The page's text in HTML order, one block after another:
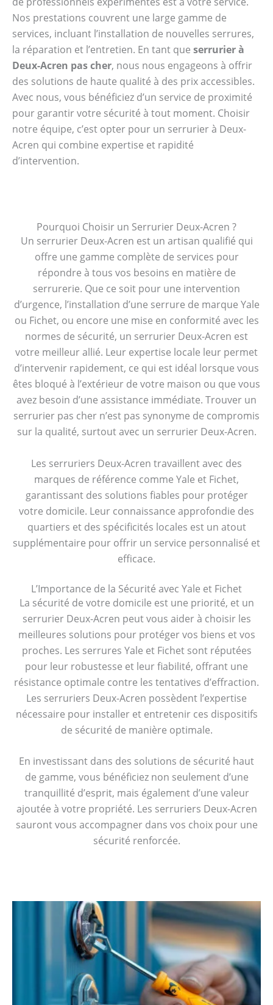
Nos prestations couvrent une large gamme de
services, incluant l’installation de nouvelles serrures,
la réparation et l’entretien. En tant que serrurier à
Deux-Acren pas cher, nous nous engageons à offrir
des solutions de haute qualité à des prix accessibles.
Avec nous, vous bénéficiez d’un service de proximité
pour garantir votre sécurité à tout moment. Choisir
notre équipe, c’est opter pour un serrurier à Deux-
Acren qui combine expertise et rapidité
d’intervention.
Pourquoi Choisir un Serrurier Deux-Acren ?
Un serrurier Deux-Acren est un artisan qualifié qui
offre une gamme complète de services pour
répondre à tous vos besoins en matière de
serrurerie. Que ce soit pour une intervention
d’urgence, l’installation d’une serrure de marque Yale
ou Fichet, ou encore une mise en conformité avec les
normes de sécurité, un serrurier Deux-Acren est
votre meilleur allié. Leur expertise locale leur permet
d’intervenir rapidement, ce qui est idéal lorsque vous
êtes bloqué à l’extérieur de votre maison ou que vous
avez besoin d’une assistance immédiate. Trouver un
serrurier pas cher n’est pas synonyme de compromis
sur la qualité, surtout avec un serrurier Deux-Acren.
Les serruriers Deux-Acren travaillent avec des
marques de référence comme Yale et Fichet,
garantissant des solutions fiables pour protéger
votre domicile. Leur connaissance approfondie des
quartiers et des spécificités locales est un atout
supplémentaire pour offrir un service personnalisé et
efficace.
L’Importance de la Sécurité avec Yale et Fichet
La sécurité de votre domicile est une priorité, et un
serrurier Deux-Acren peut vous aider à choisir les
meilleures solutions pour protéger vos biens et vos
proches. Les serrures Yale et Fichet sont réputées
pour leur robustesse et leur fiabilité, offrant une
résistance optimale contre les tentatives d’effraction.
Les serruriers Deux-Acren possèdent l’expertise
nécessaire pour installer et entretenir ces dispositifs
de sécurité de manière optimale.
En investissant dans des solutions de sécurité haut
de gamme, vous bénéficiez non seulement d’une
tranquillité d’esprit, mais également d’une valeur
ajoutée à votre propriété. Les serruriers Deux-Acren
sauront vous accompagner dans vos choix pour une
sécurité renforcée.